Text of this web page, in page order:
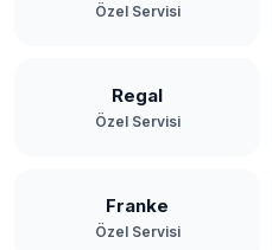
Özel Servisi
Regal
Özel Servisi
Franke
Özel Servisi